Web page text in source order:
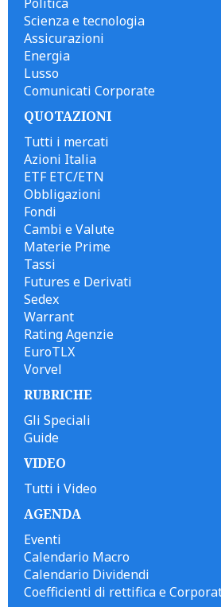
Scienza e tecnologia
Assicurazioni
Energia
Lusso
Comunicati Corporate
QUOTAZIONI
Tutti i mercati
Azioni Italia
ETF ETC/ETN
Obbligazioni
Fondi
Cambi e Valute
Materie Prime
Tassi
Futures e Derivati
Sedex
Warrant
Rating Agenzie
EuroTLX
Vorvel
RUBRICHE
Gli Speciali
Guide
VIDEO
Tutti i Video
AGENDA
Eventi
Calendario Macro
Calendario Dividendi
Coefficienti di rettifica e